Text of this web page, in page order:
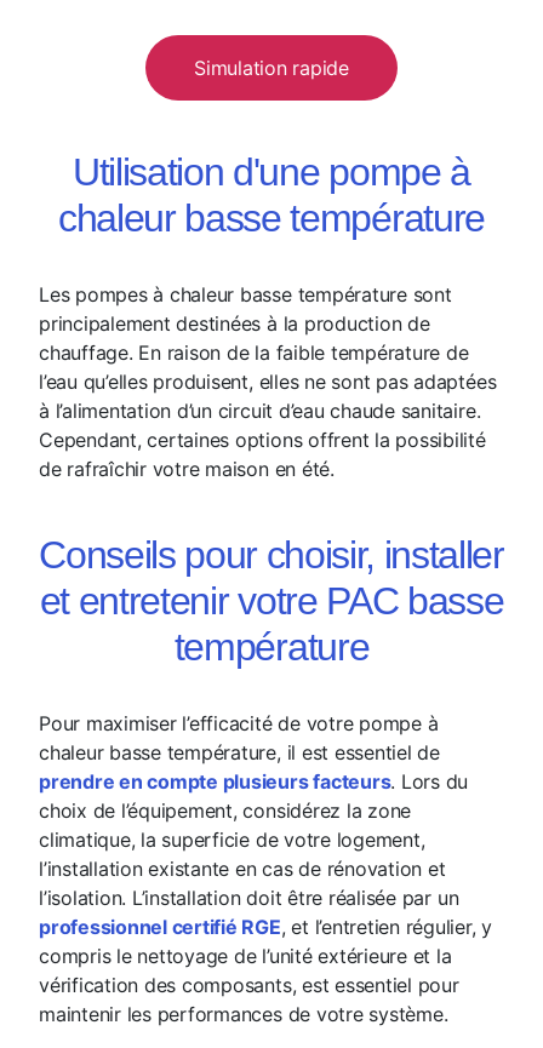
Simulation rapide
Utilisation d'une pompe à
chaleur basse température
Les pompes à chaleur basse température sont
principalement destinées à la production de
chauffage. En raison de la faible température de
l’eau qu’elles produisent, elles ne sont pas adaptées
à l’alimentation d’un circuit d’eau chaude sanitaire.
Cependant, certaines options offrent la possibilité
de rafraîchir votre maison en été.
Conseils pour choisir, installer
et entretenir votre PAC basse
température
Pour maximiser l’efficacité de votre pompe à
chaleur basse température, il est essentiel de
prendre en compte plusieurs facteurs. Lors du
choix de l’équipement, considérez la zone
climatique, la superficie de votre logement,
l’installation existante en cas de rénovation et
l’isolation. L’installation doit être réalisée par un
professionnel certifié RGE, et l’entretien régulier, y
compris le nettoyage de l’unité extérieure et la
vérification des composants, est essentiel pour
maintenir les performances de votre système.